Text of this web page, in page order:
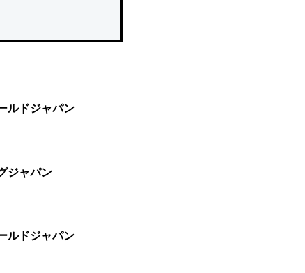
ルドジャパン
ジャパン
ルドジャパン